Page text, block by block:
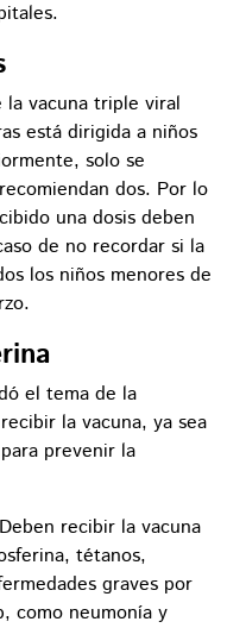
vacuna triple viral
está dirigida a niños
solo se
dos. Por lo
una dosis deben
de no recordar si la
los niños menores de
el tema de la
la vacuna, ya sea
prevenir la
Deben recibir la vacuna
tétanos,
graves por
como neumonía y